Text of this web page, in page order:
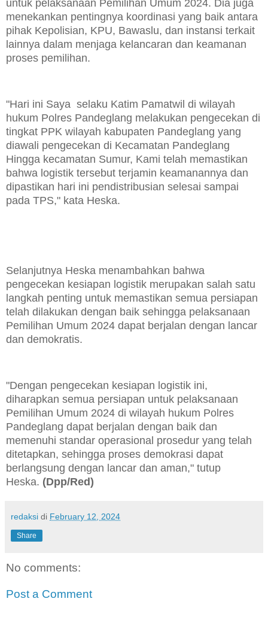
untuk pelaksanaan Pemilihan Umum 2024. Dia juga
menekankan pentingnya koordinasi yang baik antara
pihak Kepolisian, KPU, Bawaslu, dan instansi terkait
lainnya dalam menjaga kelancaran dan keamanan
proses pemilihan.
"Hari ini Saya selaku Katim Pamatwil di wilayah
hukum Polres Pandeglang melakukan pengecekan di
tingkat PPK wilayah kabupaten Pandeglang yang
diawali pengecekan di Kecamatan Pandeglang
Hingga kecamatan Sumur, Kami telah memastikan
bahwa logistik tersebut terjamin keamanannya dan
dipastikan hari ini pendistribusian selesai sampai
pada TPS," kata Heska.
Selanjutnya Heska menambahkan bahwa
pengecekan kesiapan logistik merupakan salah satu
langkah penting untuk memastikan semua persiapan
telah dilakukan dengan baik sehingga pelaksanaan
Pemilihan Umum 2024 dapat berjalan dengan lancar
dan demokratis.
"Dengan pengecekan kesiapan logistik ini,
diharapkan semua persiapan untuk pelaksanaan
Pemilihan Umum 2024 di wilayah hukum Polres
Pandeglang dapat berjalan dengan baik dan
memenuhi standar operasional prosedur yang telah
ditetapkan, sehingga proses demokrasi dapat
berlangsung dengan lancar dan aman," tutup
Heska. (Dpp/Red)
redaksi di February 12, 2024
Share
No comments:
Post a Comment